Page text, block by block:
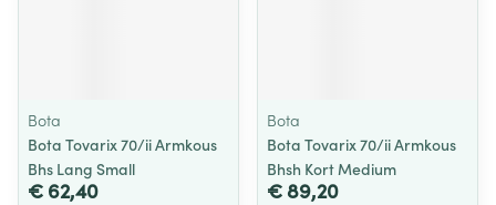
Bota
Bota Tovarix 70/ii Armkous
Bhs Lang Small
€ 62,40
Bota
Bota Tovarix 70/ii Armkous
Bhsh Kort Medium
€ 89,20